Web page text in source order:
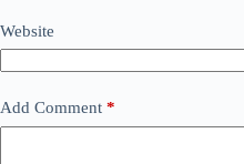
Website
Add Comment *